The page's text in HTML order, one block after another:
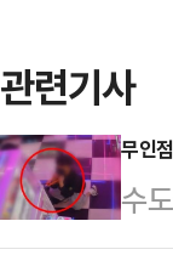
관련기사
무인
수
에